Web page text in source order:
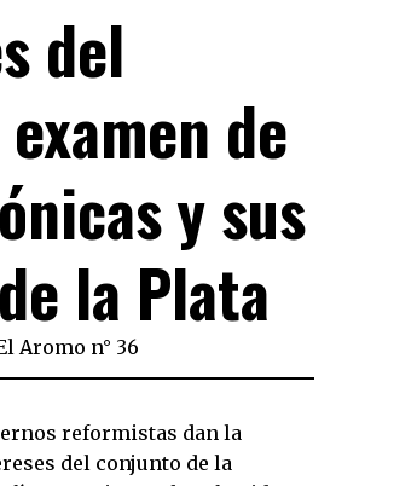
del
de
y sus
la Plata
Aromo n° 36
reformistas dan la
del conjunto de la